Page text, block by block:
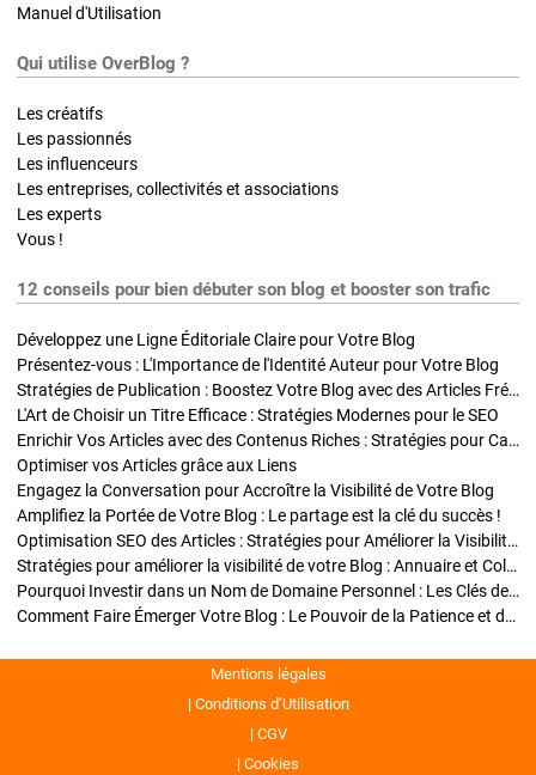
Manuel d'Utilisation
Qui utilise OverBlog ?
Les créatifs
Les passionnés
Les influenceurs
Les entreprises, collectivités et associations
Les experts
Vous !
12 conseils pour bien débuter son blog et booster son trafic
Développez une Ligne Éditoriale Claire pour Votre Blog
Présentez-vous : L'Importance de l'Identité Auteur pour Votre Blog
Stratégies de Publication : Boostez Votre Blog avec des Articles Fréquents et Exclusifs
L'Art de Choisir un Titre Efficace : Stratégies Modernes pour le SEO
Enrichir Vos Articles avec des Contenus Riches : Stratégies pour Captiver et Optimiser
Optimiser vos Articles grâce aux Liens
Engagez la Conversation pour Accroître la Visibilité de Votre Blog
Amplifiez la Portée de Votre Blog : Le partage est la clé du succès !
Optimisation SEO des Articles : Stratégies pour Améliorer la Visibilité de Votre Blog
Stratégies pour améliorer la visibilité de votre Blog : Annuaire et Collaborations
Pourquoi Investir dans un Nom de Domaine Personnel : Les Clés de la Réussite de Votre Blog
Comment Faire Émerger Votre Blog : Le Pouvoir de la Patience et de la Persévérance
Mentions légales
Conditions d’Utilisation
CGV
Cookies